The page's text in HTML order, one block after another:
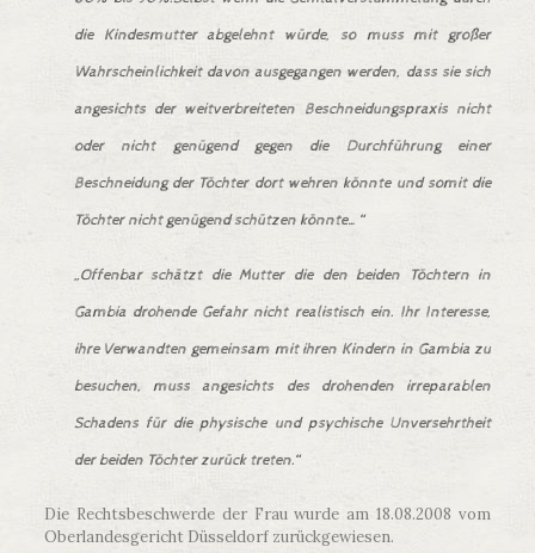
die Kindesmutter abgelehnt würde, so muss mit großer
Wahrscheinlichkeit davon ausgegangen werden, dass sie sich
angesichts der weitverbreiteten Beschneidungspraxis nicht
oder nicht genügend gegen die Durchführung einer
Beschneidung der Töchter dort wehren könnte und somit die
Töchter nicht genügend schützen könnte…“
„Offenbar schätzt die Mutter die den beiden Töchtern in
Gambia drohende Gefahr nicht realistisch ein. Ihr Interesse,
ihre Verwandten gemeinsam mit ihren Kindern in Gambia zu
besuchen, muss angesichts des drohenden irreparablen
Schadens für die physische und psychische Unversehrtheit
der beiden Töchter zurück treten.“
Die Rechtsbeschwerde der Frau wurde am 18.08.2008 vom
Oberlandesgericht Düsseldorf zurückgewiesen.